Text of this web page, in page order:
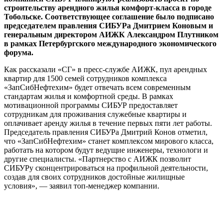
строительству арендного жилья комфорт-класса в городе
Тобольске. Соответствующее соглашение было подписано
председателем правления СИБУРа Дмитрием Коновым и
генеральным директором АИЖК Александром Плутником
в рамках Петербургского международного экономического
форума.
Как рассказали «СГ» в пресс-службе АИЖК, пул арендных
квартир для 1500 семей сотрудников комплекса
«ЗапСибНефтехим» будет отвечать всем современным
стандартам жилья и комфортной среды. В рамках
мотивационной программы СИБУР предоставляет
сотрудникам для проживания служебные квартиры и
оплачивает аренду жилья в течение первых пяти лет работы.
Председатель правления СИБУРа Дмитрий Конов отметил,
что «ЗапСибНефтехим» станет комплексом мирового класса,
работать на котором будут ведущие инженеры, технологи и
другие специалисты. «Партнерство с АИЖК позволит
СИБУРу сконцентрироваться на профильной деятельности,
создав для своих сотрудников достойные жилищные
условия», — заявил топ-менеджер компании.